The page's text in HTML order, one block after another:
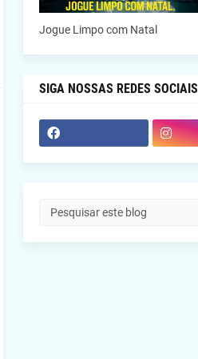
Jogue Limpo com Natal
SIGA NOSSAS REDES SOCIAIS